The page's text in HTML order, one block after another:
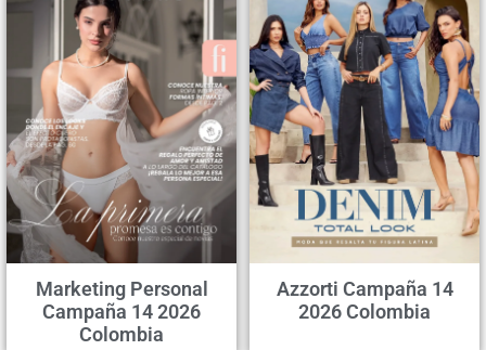
Marketing Personal
Campaña 14 2026
Colombia
Azzorti Campaña 14
2026 Colombia